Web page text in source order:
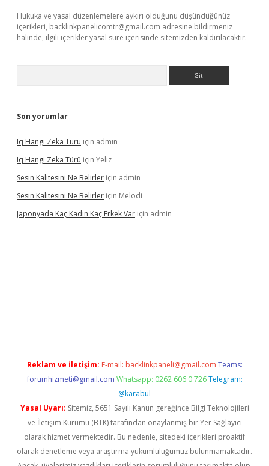
Hukuka ve yasal düzenlemelere aykırı olduğunu düşündüğünüz
içerikleri, backlinkpanelicomtr@gmail.com adresine bildirmeniz
halinde, ilgili içerikler yasal süre içerisinde sitemizden kaldırılacaktır.
Son yorumlar
Iq Hangi Zeka Türü için admin
Iq Hangi Zeka Türü için Yeliz
Sesin Kalitesini Ne Belirler için admin
Sesin Kalitesini Ne Belirler için Melodi
Japonyada Kaç Kadın Kaç Erkek Var için admin
Reklam ve İletişim: E-mail: backlinkpaneli@gmail.com Teams:
forumhizmeti@gmail.com Whatsapp: 0262 606 0 726 Telegram:
@karabul
Yasal Uyarı: Sitemiz, 5651 Sayılı Kanun gereğince Bilgi Teknolojileri
ve İletişim Kurumu (BTK) tarafından onaylanmış bir Yer Sağlayıcı
olarak hizmet vermektedir. Bu nedenle, sitedeki içerikleri proaktif
olarak denetleme veya araştırma yükümlülüğümüz bulunmamaktadır.